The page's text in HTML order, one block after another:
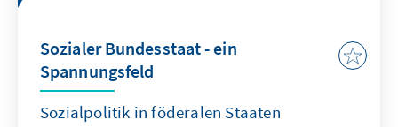
Sozialer Bundesstaat - ein
Spannungsfeld
Sozialpolitik in föderalen Staaten